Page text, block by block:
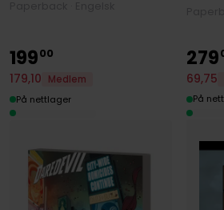
19900
179,10
Medlem
På nettlager
279
69,75
På